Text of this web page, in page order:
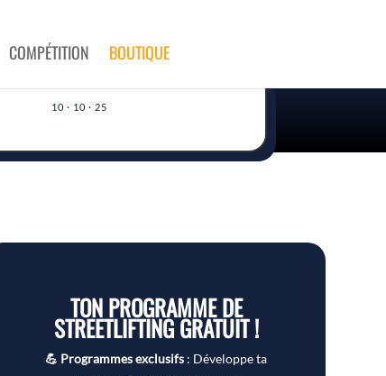
COMPÉTITION BOUTIQUE
10 · 10 · 25
TON PROGRAMME DE
STREETLIFTING GRATUIT !
💪 Programmes exclusifs : Développe ta